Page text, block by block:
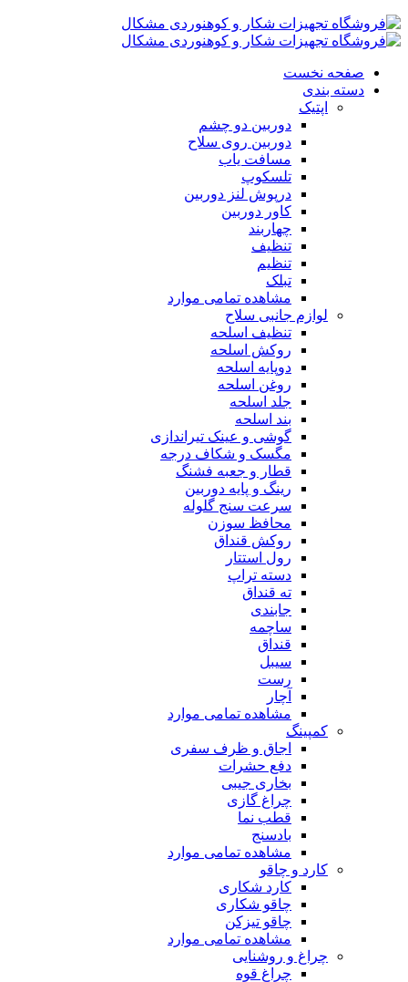
صفحه نخست
دسته بندی
اپتیک
دوربین دو چشم
دوربین روی سلاح
مسافت یاب
تلسکوپ
درپوش لنز دوربین
کاور دوربین
چهاربند
تنظیف
تنظیم
تبلک
مشاهده تمامی موارد
لوازم جانبی سلاح
تنظیف اسلحه
روکش اسلحه
دوپایه اسلحه
روغن اسلحه
جلد اسلحه
بند اسلحه
گوشی و عینک تیراندازی
مگسک و شکاف درجه
قطار و جعبه فشنگ
رینگ و پایه دوربین
سرعت سنج گلوله
محافظ سوزن
روکش قنداق
رول استتار
دسته تراپ
ته قنداق
جابندی
ساچمه
قنداق
سیبل
رست
آچار
مشاهده تمامی موارد
کمپینگ
اجاق و ظرف سفری
دفع حشرات
بخاری جیبی
چراغ گازی
قطب نما
بادسنج
مشاهده تمامی موارد
کارد و چاقو
کارد شکاری
چاقو شکاری
چاقو تیزکن
مشاهده تمامی موارد
چراغ و روشنایی
چراغ قوه